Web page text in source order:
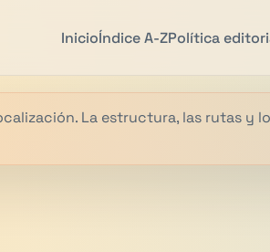
InicioÍndice A-ZPolítica
La estructura, las rutas y